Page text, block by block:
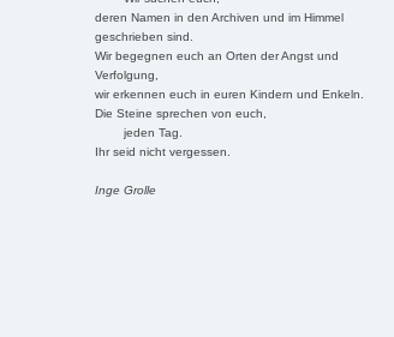
deren Namen in den Archiven und im Himmel
geschrieben sind.
Wir begegnen euch an Orten der Angst und
Verfolgung,
wir erkennen euch in euren Kindern und Enkeln.
Die Steine sprechen von euch,
jeden Tag.
Ihr seid nicht vergessen.
Inge Grolle